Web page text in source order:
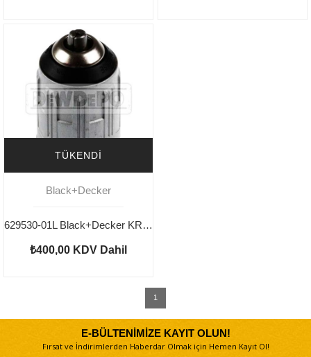
TÜKENDI
Black+Decker
629530-01L Black+Decker KR604CRES Mandren
₺400,00 KDV Dahil
1
E-BÜLTENİMİZE KAYIT OLUN!
Fırsat ve İndirimlerden Haberdar Olmak için Hemen Kayıt Ol!